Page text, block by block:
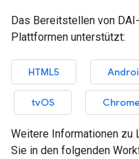
Das Bereitstellen von
Plattformen unterstützt:
HTML5
tvOS
Weitere Informationen zu
Sie in den folgenden